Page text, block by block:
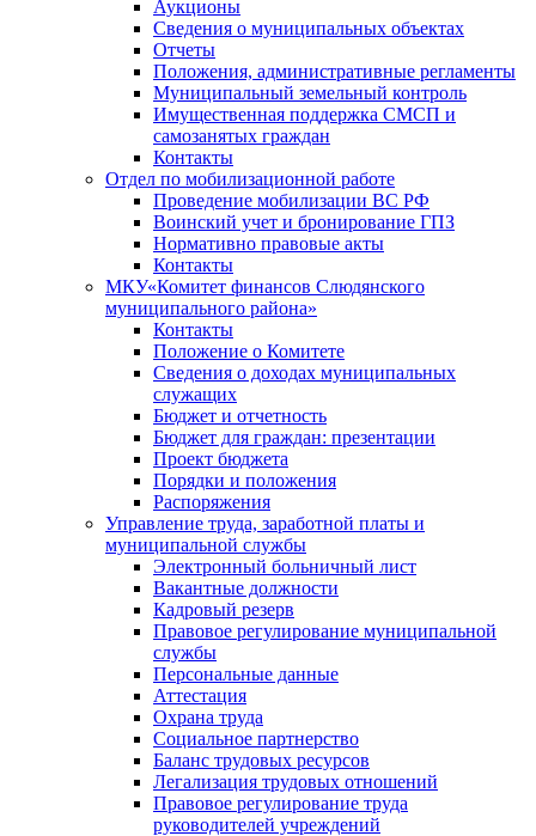
Аукционы
Сведения о муниципальных объектах
Отчеты
Положения, административные регламенты
Муниципальный земельный контроль
Имущественная поддержка СМСП и
самозанятых граждан
Контакты
Отдел по мобилизационной работе
Проведение мобилизации ВС РФ
Воинский учет и бронирование ГПЗ
Нормативно правовые акты
Контакты
МКУ«Комитет финансов Слюдянского
муниципального района»
Контакты
Положение о Комитете
Сведения о доходах муниципальных
служащих
Бюджет и отчетность
Бюджет для граждан: презентации
Проект бюджета
Порядки и положения
Распоряжения
Управление труда, заработной платы и
муниципальной службы
Электронный больничный лист
Вакантные должности
Кадровый резерв
Правовое регулирование муниципальной
службы
Персональные данные
Аттестация
Охрана труда
Социальное партнерство
Баланс трудовых ресурсов
Легализация трудовых отношений
Правовое регулирование труда
руководителей учреждений